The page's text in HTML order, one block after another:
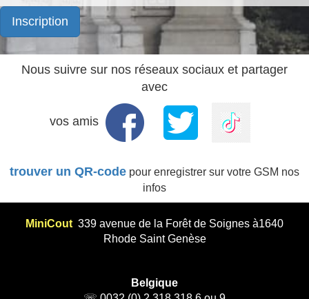
Inscription
Nous suivre sur nos réseaux sociaux et partager
avec
vos amis
trouver un QR-code pour enregistrer sur votre GSM nos
infos
MiniCout 339 avenue de la Forêt de Soignes à1640
Rhode Saint Genèse
Belgique